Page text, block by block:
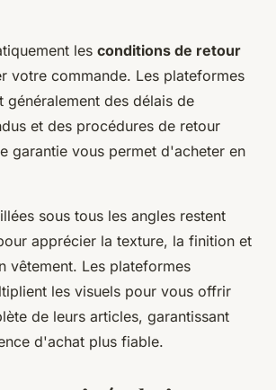
les conditions de retour
votre commande. Les plateformes
généralement des délais de
et des procédures de retour
garantie vous permet d'acheter en
sous tous les angles restent
apprécier la texture, la finition et
vêtement. Les plateformes
les visuels pour vous offrir
de leurs articles, garantissant
d'achat plus fiable.